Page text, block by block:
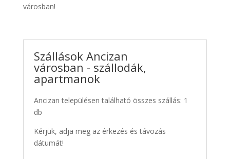
városban!
Szállások Ancizan
városban - szállodák,
apartmanok
Ancizan településen található összes szállás: 1
db
Kérjük, adja meg az érkezés és távozás
dátumát!